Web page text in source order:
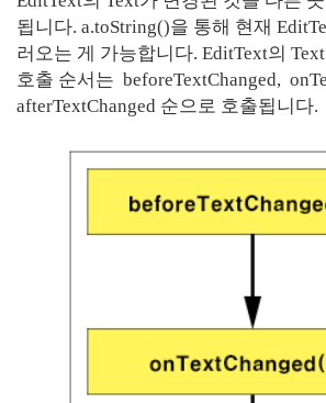
됩니다. a.toString()을 통해 현재
러오는 게 가능합니다. EditText의
호출 순서는 beforeTextChanged,
afterTextChanged 순으로 호출됩니다.